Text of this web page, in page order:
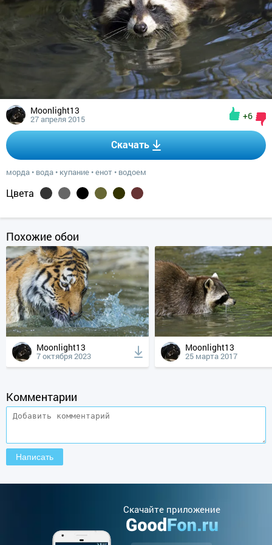
Moonlight13
27 апреля 2015 +6
Скачать
морда • вода • купание •енот • водоем
Цвета
Похожие обои
Moonlight13
7 октября 2023
Moonlight13
25 марта 2017
Комментарии
Cкачайте приложение